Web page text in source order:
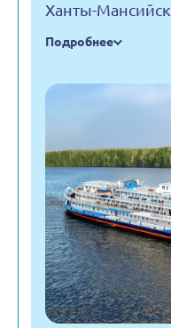
Ханты-Мансийск
Подробнее